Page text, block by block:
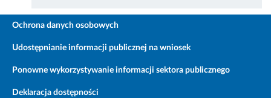
Ochrona danych osobowych
Udostępnianie informacji publicznej na wniosek
Ponowne wykorzystywanie informacji sektora publicznego
Deklaracja dostępności